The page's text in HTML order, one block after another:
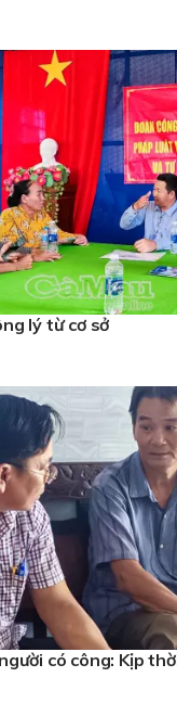
lý từ cơ sở
có công: Kịp